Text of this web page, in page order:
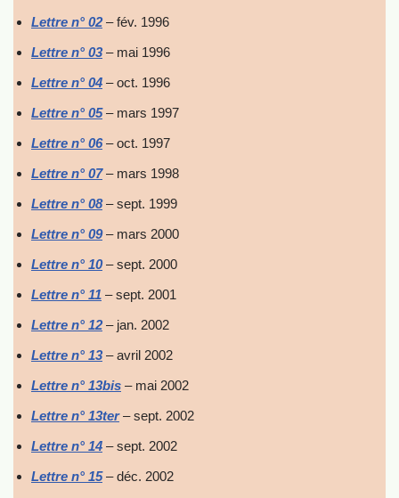
Lettre n° 02– fév. 1996
Lettre n° 03– mai 1996
Lettre n° 04 – oct. 1996
Lettre n° 05– mars 1997
Lettre n° 06– oct. 1997
Lettre n° 07 – mars 1998
Lettre n° 08– sept. 1999
Lettre n° 09– mars 2000
Lettre n° 10– sept. 2000
Lettre n° 11 – sept. 2001
Lettre n° 12– jan. 2002
Lettre n° 13– avril 2002
Lettre n° 13bis – mai 2002
Lettre n° 13ter – sept. 2002
Lettre n° 14 – sept. 2002
Lettre n° 15– déc. 2002